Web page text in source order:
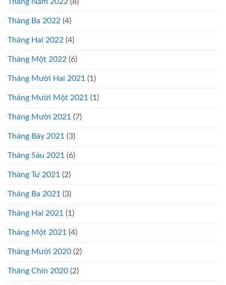
Tháng Ba 2022 (4)
Tháng Hai 2022 (4)
Tháng Một 2022 (6)
Tháng Mười Hai 2021 (1)
Tháng Mười Một 2021 (1)
Tháng Mười 2021 (7)
Tháng Bảy 2021 (3)
Tháng Sáu 2021 (6)
Tháng Tư 2021 (2)
Tháng Ba 2021 (3)
Tháng Hai 2021 (1)
Tháng Một 2021 (4)
Tháng Mười 2020 (2)
Tháng Chín 2020 (2)